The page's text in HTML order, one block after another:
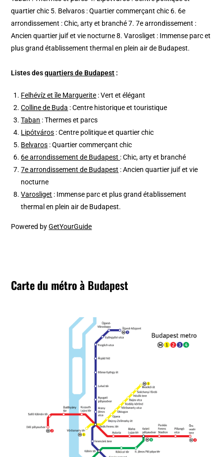
quartier chic 5. Belvaros : Quartier commerçant chic 6. 6e
arrondissement : Chic, arty et branché 7. 7e arrondissement :
Ancien quartier juif et vie nocturne 8. Varosliget : Immense parc et
plus grand établissement thermal en plein air de Budapest.
Listes desquartiers de Budapest :
Felhévíz et île Marguerite : Vert et élégant
Colline de Buda : Centre historique et touristique
Taban : Thermes et parcs
Lipótváros : Centre politique et quartier chic
Belvaros : Quartier commerçant chic
6e arrondissement de Budapest : Chic, arty et branché
7e arrondissement de Budapest : Ancien quartier juif et vie
nocturne
Varosliget : Immense parc et plus grand établissement
thermal en plein air de Budapest.
Powered byGetYourGuide
Carte du métro à Budapest